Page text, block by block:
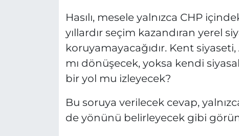
Hasılı, mesele yalnızca CHP
yıllardır seçim kazandıran yerel
koruyamayacağıdır. Kent
mı dönüşecek, yoksa kendi
bir yol mu izleyecek?
Bu soruya verilecek cevap,
de yönünü belirleyecek gibi